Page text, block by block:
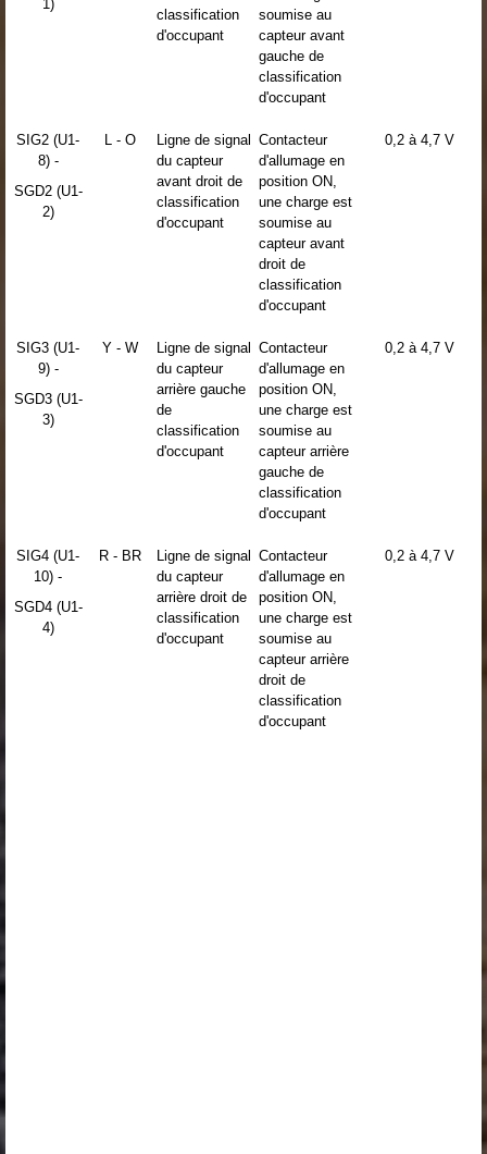
1)
classification
d'occupant
soumise au
capteur avant
gauche de
classification
d'occupant
SIG2 (U1-
8) -
SGD2 (U1-
2)
L - O
Ligne de signal
du capteur
avant droit de
classification
d'occupant
Contacteur
d'allumage en
position ON,
une charge est
soumise au
capteur avant
droit de
classification
d'occupant
0,2 à 4,7 V
SIG3 (U1-
9) -
SGD3 (U1-
3)
Y - W
Ligne de signal
du capteur
arrière gauche
de
classification
d'occupant
Contacteur
d'allumage en
position ON,
une charge est
soumise au
capteur arrière
gauche de
classification
d'occupant
0,2 à 4,7 V
SIG4 (U1-
10) -
SGD4 (U1-
4)
R - BR
Ligne de signal
du capteur
arrière droit de
classification
d'occupant
Contacteur
d'allumage en
position ON,
une charge est
soumise au
capteur arrière
droit de
classification
d'occupant
0,2 à 4,7 V